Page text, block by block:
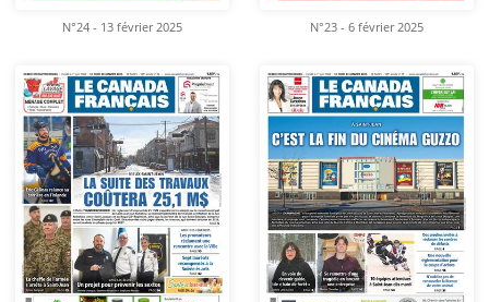
N°24 - 13 février 2025 N°23 - 6 février 2025